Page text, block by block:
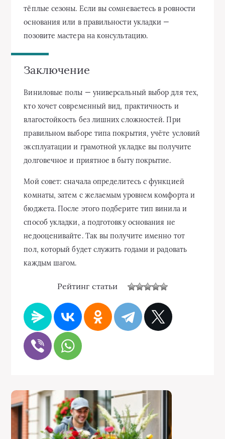
тёплые сезоны. Если вы сомневаетесь в ровности
основания или в правильности укладки —
позовите мастера на консультацию.
Заключение
Виниловые полы — универсальный выбор для тех,
кто хочет современный вид, практичность и
влагостойкость без лишних сложностей. При
правильном выборе типа покрытия, учёте условий
эксплуатации и грамотной укладке вы получите
долговечное и приятное в быту покрытие.
Мой совет: сначала определитесь с функцией
комнаты, затем с желаемым уровнем комфорта и
бюджета. После этого подберите тип винила и
способ укладки, а подготовку основания не
недооценивайте. Так вы получите именно тот
пол, который будет служить годами и радовать
каждым шагом.
Рейтинг статьи